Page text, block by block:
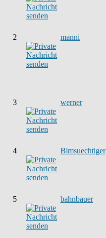
2 manni
3 werner
4 Bimsuechtiger
5 bahnbauer